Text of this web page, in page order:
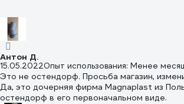
Антон Д.
15.05.2022Опыт использования: Менее
Это не остендорф. Просьба магазин,
Да, это дочерняя фирма Magnaplast из
остендорф в его первоначальном виде.